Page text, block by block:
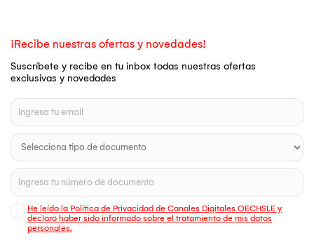
¡Recibe nuestras ofertas y novedades!
Suscríbete y recibe en tu inbox todas nuestras ofertas
exclusivas y novedades
He leído la Política de Privacidad de Canales Digitales OECHSLE y
declaro haber sido informado sobre el tratamiento de mis datos
personales.